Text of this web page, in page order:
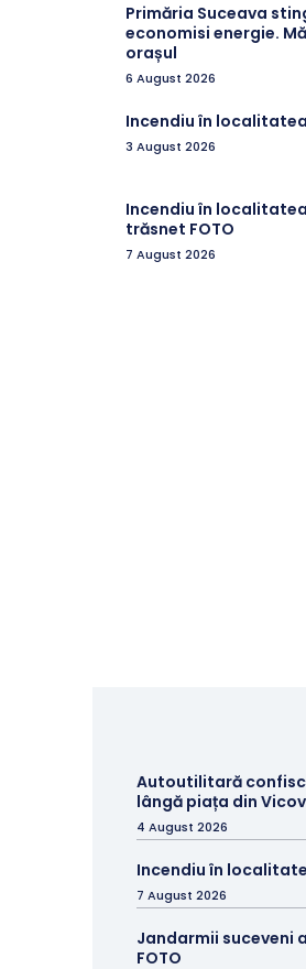
Primăria Suceava
economisi energie.
orașul
6 August 2026
Incendiu în
3 August 2026
Incendiu în
trăsnet FOTO
7 August 2026
Autoutilitară
lângă piața din
4 August 2026
Incendiu în
7 August 2026
Jandarmii suceveni
FOTO